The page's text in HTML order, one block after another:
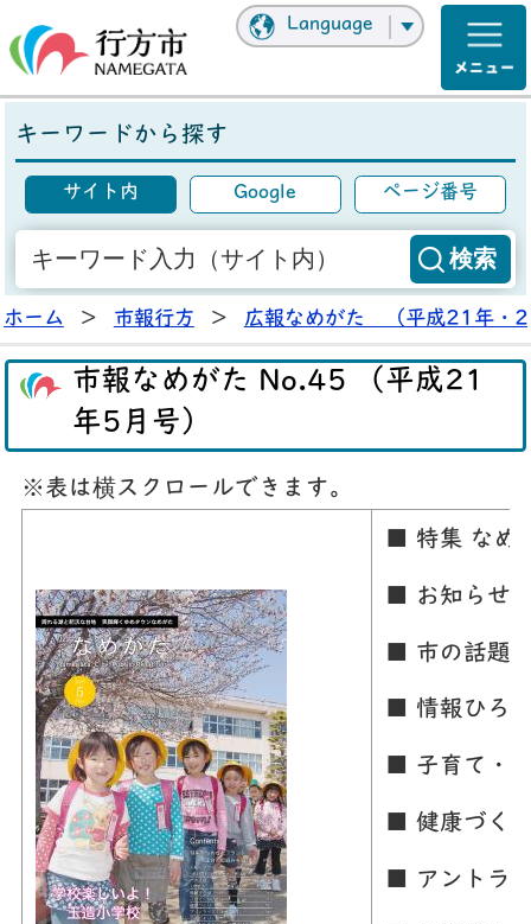
Language
キーワードから探す
サイト内 Google ページ番号
ホーム > 市報行方 > 広報なめがた （平成21年・
市報なめがた No.45 （平成21
年5月号）
※表は横スクロールできます。
■ 特集 なめ
■ お知らせ
■ 市の話題
■ 情報ひろ
■ 子育て・
■ 健康づく
■ アントラ